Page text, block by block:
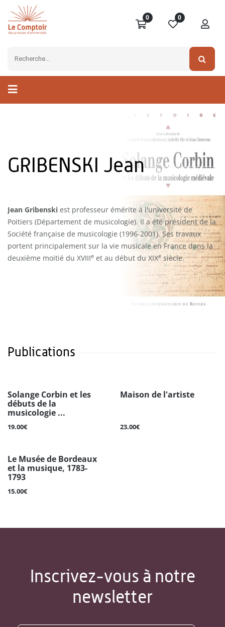
0 0
GRIBENSKI Jean
Jean Gribenski est professeur émérite à l'université de
Poitiers (Département de musicologie). Il a été président de la
Société française de musicologie (1996-2001). Ses travaux
portent principalement sur la vie musicale en France dans la
deuxième moitié du XVIIIe et au début du XIXe siècle.
Publications
Solange Corbin et les
débuts de la
musicologie ...
19.00€
Maison de l'artiste
23.00€
Le Musée de Bordeaux
et la musique, 1783-
1793
15.00€
Inscrivez-vous à notre
newsletter